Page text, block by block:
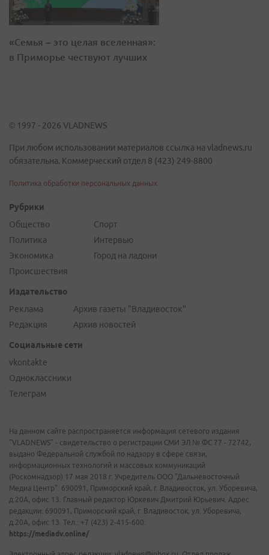
«Семья – это целая вселенная»:
в Приморье чествуют лучших
© 1997 - 2026 VLADNEWS
При любом использовании материалов ссылка на vladnews.ru
обязательна. Коммерческий отдел 8 (423) 249-8800
Политика обработки персональных данных
Рубрики
Общество
Политика
Экономика
Происшествия
Спорт
Интервью
Город на ладони
Издательство
Реклама
Редакция
Архив газеты "Владивосток"
Архив новостей
Социальные сети
vkontakte
Одноклассники
Телеграм
На данном сайте распространяется информация сетевого издания
"VLADNEWS" - свидетельство о регистрации СМИ ЭЛ № ФС 77 - 72742,
выдано Федеральной службой по надзору в сфере связи,
информационных технологий и массовых коммуникаций
(Роскомнадзор) 17 мая 2018 г. Учредитель ООО "Дальневосточный
Медиа Центр". 690091, Приморский край, г. Владивосток, ул. Уборевича,
д.20А, офис 13. Главный редактор Юркевич Дмитрий Юрьевич. Адрес
редакции: 690091, Приморский край, г. Владивосток, ул. Уборевича,
д.20А, офис 13. Тел.: +7 (423) 2-415-600.
https://mediadv.online/